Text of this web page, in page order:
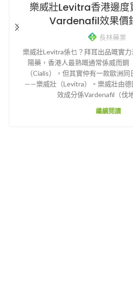
樂威壯Levitra香港邊度
Vardenafil效果價
長林藥業
樂威壯Levitra係乜？拜耳出品嘅實
陽藥，香港人最熟嘅通常係威而鋼
（Cialis），但其實仲有一款歐洲
——樂威壯（Levitra）。樂威壯由德
效成分係Vardenafil（伐
繼續閱讀